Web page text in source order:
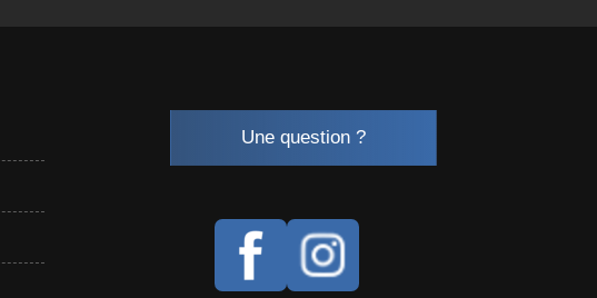
Une question ?